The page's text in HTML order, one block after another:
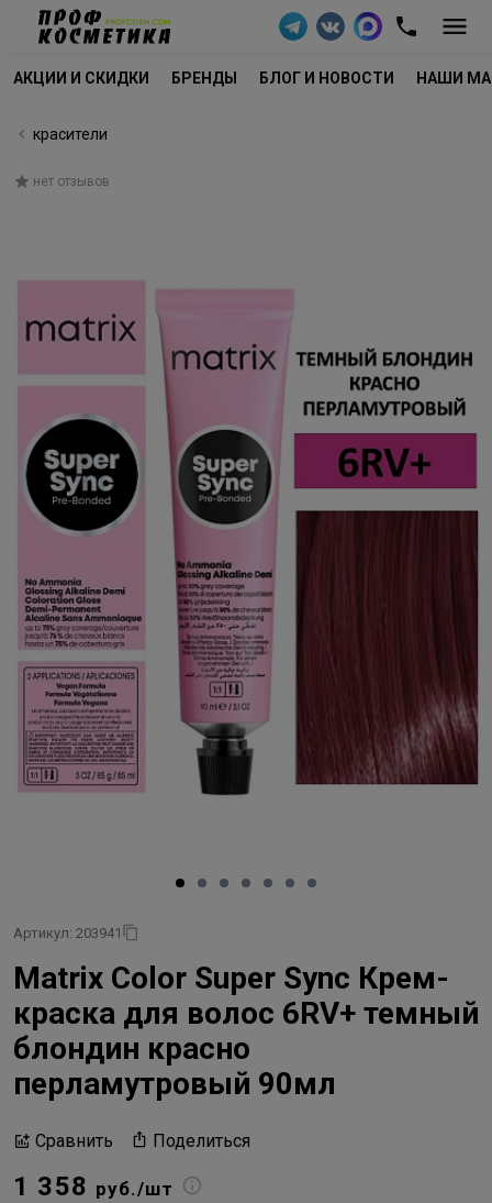
АКЦИИ И СКИДКИ БРЕНДЫ БЛОГ И НОВОСТИ НАШИ
красители
нет отзывов
Артикул: 203941
Matrix Color Super Sync Крем-
краска для волос 6RV+ темный
блондин красно
перламутровый 90мл
Сравнить Поделиться
1 358 руб./шт